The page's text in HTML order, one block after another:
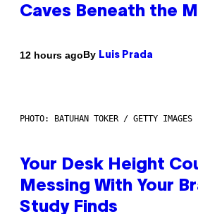
Caves Beneath the
12 hours agoBy Luis Prada
PHOTO: BATUHAN TOKER / GETTY IMAGES
Your Desk Height
Messing With Your
Study Finds